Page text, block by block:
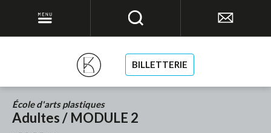
BILLETTERIE
École d'arts plastiques
Adultes / MODULE 2